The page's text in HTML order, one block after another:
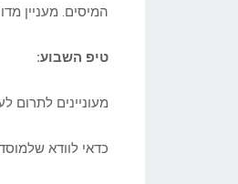
המיסים. מעניין
טיפ השבוע:
מעוניינים לתרום
כדאי לוודא שלמוסד יש אישור לפי סעיף 46